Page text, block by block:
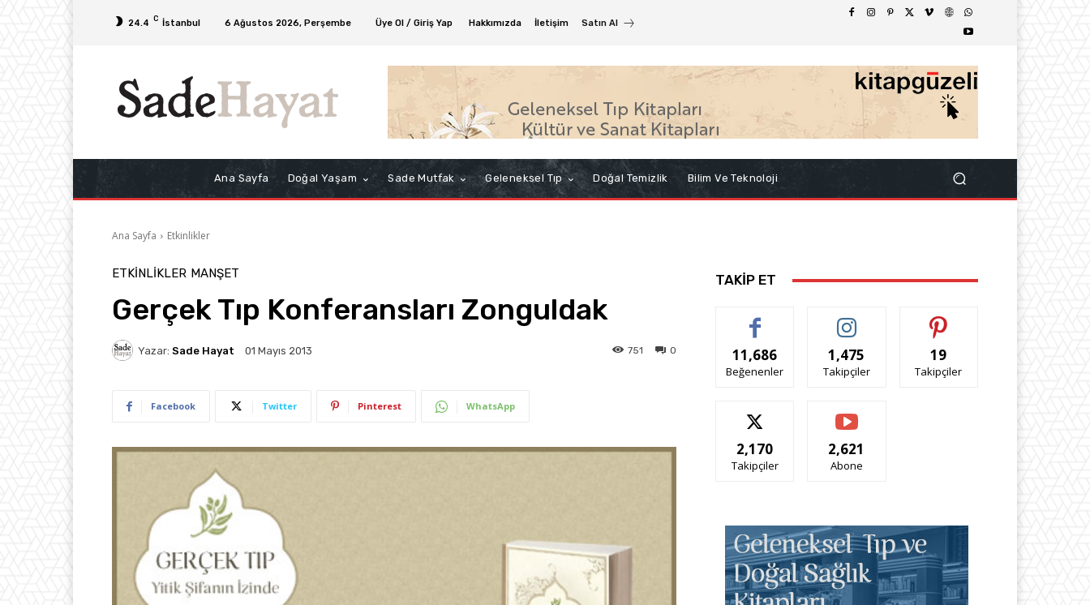
24.4 C İstanbul 6 Ağustos 2026, Perşembe Üye Ol / Giriş Yap Hakkımızda İletişim Satın Al
Ana Sayfa Doğal Yaşam Sade Mutfak Geleneksel Tıp Doğal Temizlik Bilim Ve Teknoloji
Ana Sayfa Etkinlikler
ETKINLIKLER MANŞET
Gerçek Tıp Konferansları Zonguldak
Yazar: Sade Hayat 01 Mayıs 2013 0
751
Facebook Twitter Pinterest WhatsApp
TAKİP ET
11,686
Beğenenler
1,475
Takipçiler
19
Takipçiler
2,170
Takipçiler
2,621
Abone